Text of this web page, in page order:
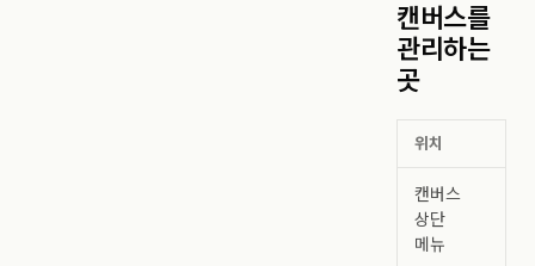
캔버스를
관리하는
곳
위치
캔버스
상단
메뉴